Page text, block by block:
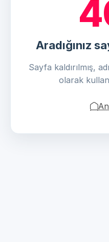
Aradığınız
Sayfa kaldırılmış,
olarak